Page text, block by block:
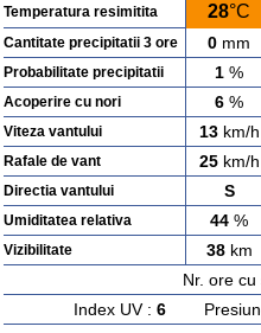
Temperatura resimitita 28°C
Cantitate precipitatii 3 ore 0 mm
Probabilitate precipitatii 1 %
Acoperire cu nori 6 %
Viteza vantului 13km/h
Rafale de vant 25km/h
Directia vantului S
Umiditatea relativa 44 %
Vizibilitate 38km
Nr. ore cu
Index UV : 6